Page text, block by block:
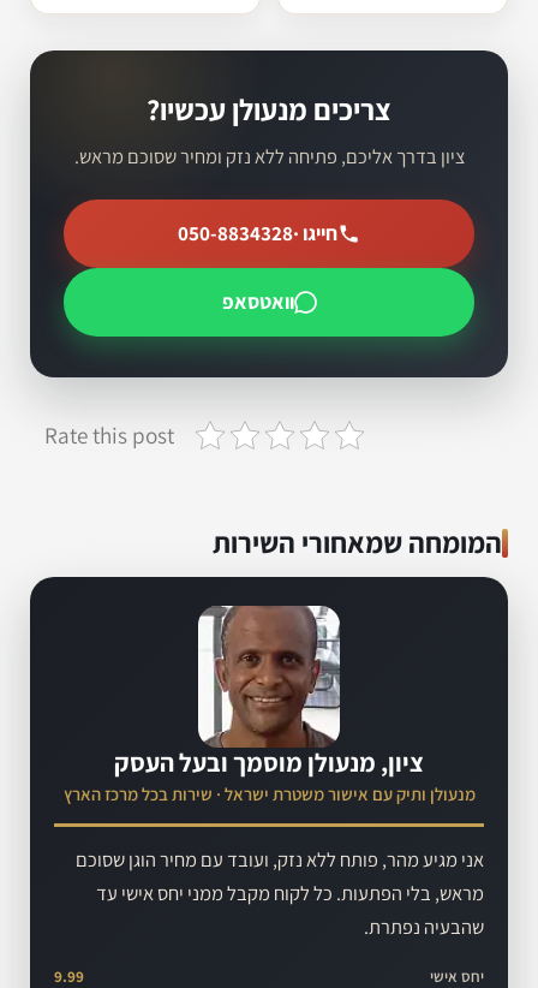
צריכים מנעולן עכשיו?
ציון בדרך אליכם, פתיחה ללא נזק ומחיר שסוכם מראש.
חייגו ·050-8834328
וואטסאפ
Rate this post
המומחה שמאחורי השירות
ציון, מנעולן מוסמך ובעל העסק
מנעולן ותיק עם אישור משטרת ישראל · שירות בכל מרכז הארץ
אני מגיע מהר, פותח ללא נזק, ועובד עם מחיר הוגן שסוכם
מראש, בלי הפתעות. כל לקוח מקבל ממני יחס אישי עד
שהבעיה נפתרת.
יחס אישי 9.99